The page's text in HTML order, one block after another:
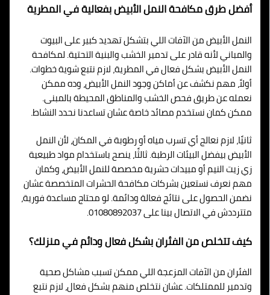
أفضل طرق مكافحة النمل الأبيض بفعالية في المطرية
النمل الأبيض من الآفات اللي بتشكل تهديد كبير على البيوت
والمباني لأنه قادر على تدمير الخشب والبنية التحتية. لمكافحة
النمل الأبيض بشكل فعال في المطرية، لازم نتبع شوية خطوات.
أولاً، مهم نكشف عن أماكن وجود النمل الأبيض، وده ممكن
نعمله عن طريق فحص الخشب والمناطق المحيطة بالمبنى.
ممكن كمان نستخدم مصائد خاصة عشان تساعدنا نحدد النشاط.
ثانيًا، لازم نعالج أي تسرب مياه أو رطوبة في المكان، لأن النمل
الأبيض بيفضل البيئات الرطبة. ثالثًا، ينصح باستخدام مواد طبيعية
زي زيت النيم أو مبيدات حشرية مخصصة للنمل الأبيض، وكمان
مهم نعرف نستعين بشركات مكافحة الحشرات المتخصصة عشان
نضمن الحصول على نتائج فعالة ودائمة. لو محتاج مساعدة فورية،
متترددش في الاتصال بينا على 01080892037.
كيف تتخلص من الفئران بشكل فعال ودائم في منزلك؟
الفئران من الآفات المزعجة اللي ممكن تسبب مشاكل صحية
وتدمير للممتلكات. عشان نتخلص منهم بشكل فعال، لازم نتبع